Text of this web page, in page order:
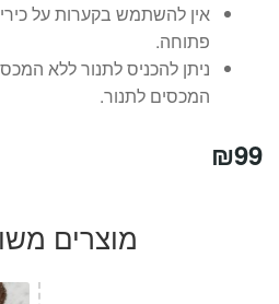
אין להשתמש בקערות על
פתוחה.
ניתן להכניס לתנור ללא
המכסים לתנור.
₪99
מוצרים